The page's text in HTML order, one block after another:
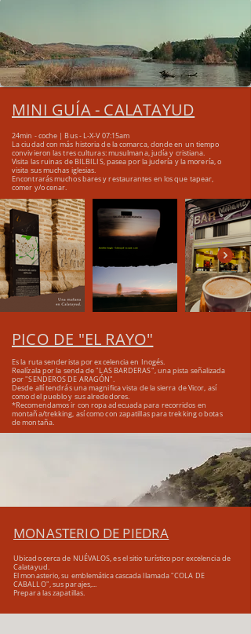
MINI GUÍA - CALATAYUD
24min - coche | Bus - L-X-V 07:15am
La ciudad con más historia de la comarca, dondeen un tiempo
convivieron las tres culturas: musulmana,judía y cristiana.
Visita las ruinas de BILBILIS, pasea por la judería y lamorería, o
visita sus muchas iglesias.
Encontrarás muchos bares y restaurantes en los que tapear,
comer y/o cenar.
PICO DE "EL RAYO"
Es la ruta senderista por excelenciaen Inogés.
Realízala por la senda de "LAS BARDERAS", una pista señalizada
por "SENDEROS DE ARAGÓN".
Desde allí tendrás una magnifica vista de la sierra de Vicor, así
como del pueblo y sus alrededores.
*Recomendamos ir con ropa adecuada para recorridos en
montaña/trekking, así como con zapatillas para trekking o botas
de montaña.
MONASTERIO DE PIEDRA
Ubicado cerca de NUÉVALOS, es el sitio turístico por excelencia de
Calatayud.
El monasterio, su emblemática cascada llamada "COLA DE
CABALLO", sus parajes,...
Prepara las zapatillas.